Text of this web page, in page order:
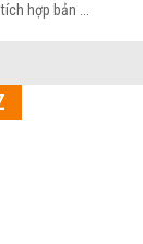
hợp bản ...